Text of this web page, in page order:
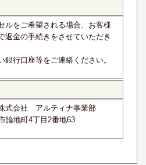
ルをご希望される場合、お客様
返金の手続きをさせていただき
行口座等をご連絡ください。
式会社 アルティナ事業部
論地町4丁目2番地63